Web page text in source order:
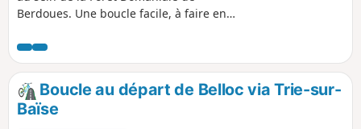
Berdoues. Une boucle facile, à faire en
Boucle au départ de Belloc via Trie-sur-
Baïse